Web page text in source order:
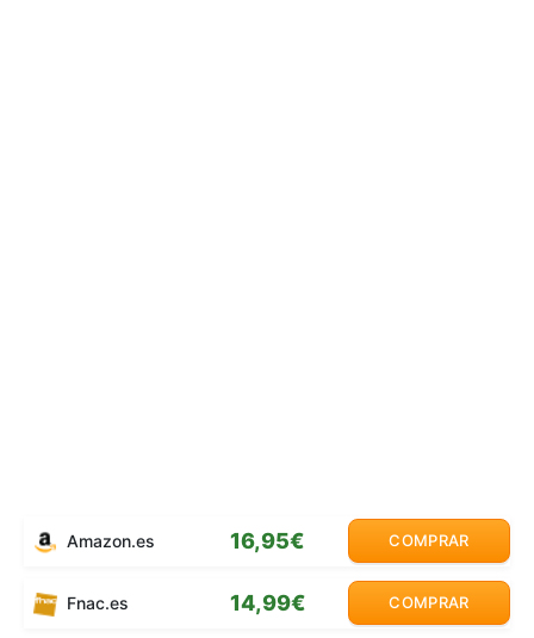
Amazon.es 16,95€ COMPRAR
Fnac.es 14,99€ COMPRAR